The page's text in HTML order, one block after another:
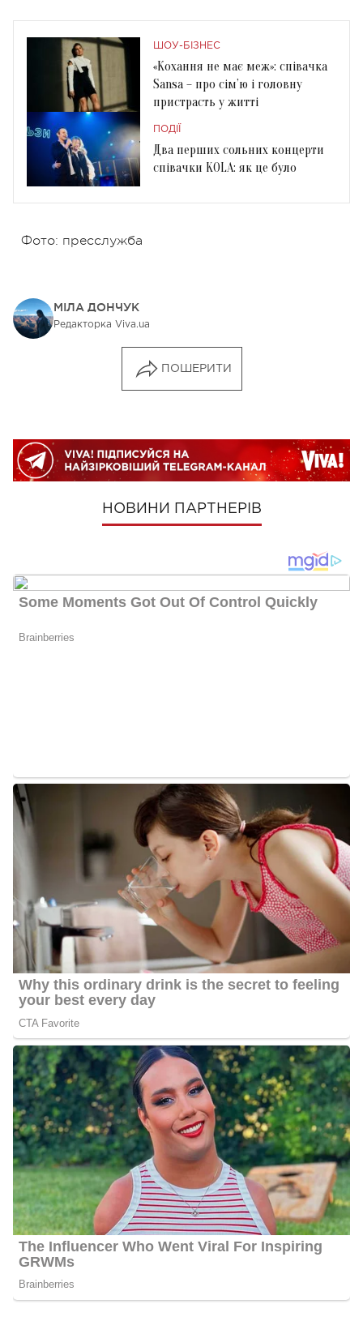
ШОУ-БІЗНЕС
«Кохання не має меж»: співачка
Sansa – про сім’ю і головну
пристрасть у житті
ПОДІЇ
Два перших сольних концерти
співачки KOLA: як це було
Фото: пресслужба
МІЛА ДОНЧУК
Редакторка Viva.ua
ПОШЕРИТИ
НОВИНИ ПАРТНЕРІВ